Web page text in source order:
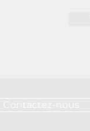
Contactez-nous